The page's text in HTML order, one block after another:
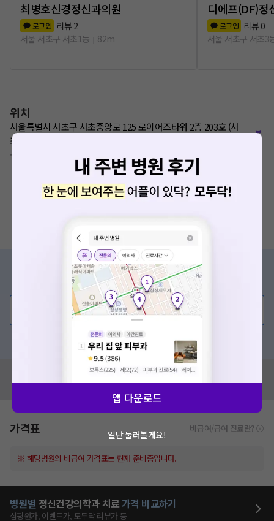
최병호신경정신과의원
로그인 리뷰 2
서울 서초구 서초1동
82m
디에프(DF)정
로그인 리뷰 0
서울 서초구 서초3
위치
서울특별시 서초구 서초중앙로 125 로이어즈타워 2층 203호 (서
초동)
교대역 8번출구 50m
복
증상/치료, 궁금한 점이 있나요?
의사가 직접 답해드려요!
💬 무엇이든 물어보세요
혹은, 의료상담 서비스에 다양한 게시글 보러가기
혹시 잘못된 병원정보가 있나요?
모두닥 팀에 알려주세요!
가격표 비급여/급여 진료란?
※ 해당병원의 비급여 가격표는 현재 준비중입니다.
병원별 정신건강의학과 치료가격 비교하기
심평원가, 이벤트가, 모두닥 리뷰가 등
앱 다운로드
일단 둘러볼게요!